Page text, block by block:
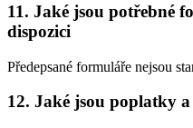
11. Jaké jsou potřebné
dispozici
Předepsané formuláře nejsou
12. Jaké jsou poplatky